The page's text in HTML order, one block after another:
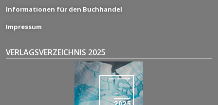
Informationen für den Buchhandel
Impressum
VERLAGSVERZEICHNIS 2025